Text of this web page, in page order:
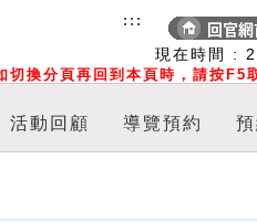
現在時間 :
切換分頁再回到本頁時，請按F5
:::
活動回顧 導覽預約